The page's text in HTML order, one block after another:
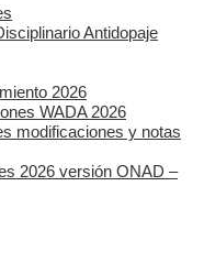
Antidopaje
2026
WADA 2026
modificaciones y notas
2026 versión ONAD –